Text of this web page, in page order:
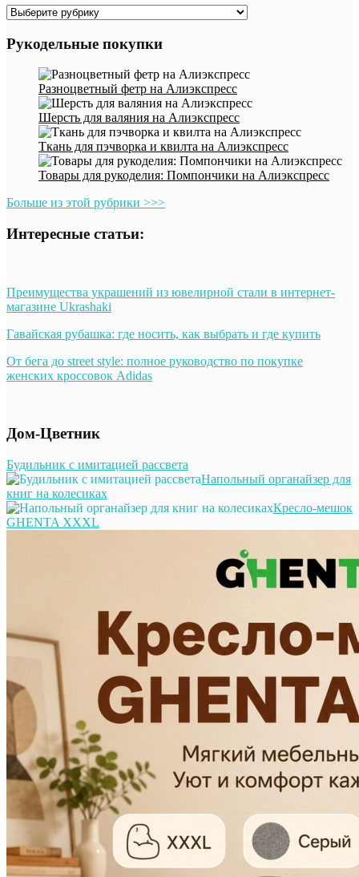
Рубрики
Рукодельные покупки
Разноцветный фетр на Алиэкспресс
Шерсть для валяния на Алиэкспресс
Ткань для пэчворка и квилта на Алиэкспресс
Товары для рукоделия: Помпончики на Алиэкспресс
Больше из этой рубрики >>>
Интересные статьи:
Преимущества украшений из ювелирной стали в интернет-
магазине Ukrashaki
Гавайская рубашка: где носить, как выбрать и где купить
От бега до street style: полное руководство по покупке
женских кроссовок Adidas
Дом-Цветник
Будильник с имитацией рассвета
Напольный органайзер для
книг на колесиках
Кресло-мешок
GHENTA XXXL